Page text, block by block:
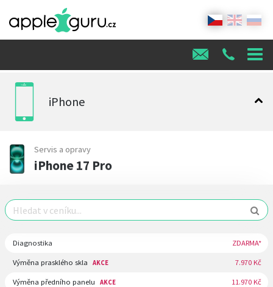
iPhone
Servis a opravy
iPhone 17 Pro
Diagnostika ZDARMA*
Výměna prasklého skla AKCE 7.970 Kč
Výměna předního panelu AKCE 11.970 Kč